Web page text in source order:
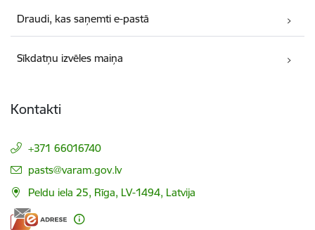
Draudi, kas saņemti e-pastā
Sīkdatņu izvēles maiņa
Kontakti
+371 66016740
E-pasts:
pasts@varam.gov.lv
Peldu iela 25, Rīga, LV-1494, Latvija